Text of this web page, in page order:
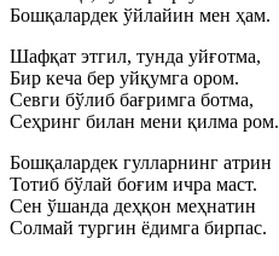
Бошқалардек ўйлайин мен ҳам.
Шафқат этгил, тунда уйғотма,
Бир кеча бер уйқумга ором.
Севги бўлиб бағримга ботма,
Сеҳринг билан мени қилма ром.
Бошқалардек гулларнинг атрин
Тотиб бўлай боғим ичра маст.
Сен ўшанда деҳқон меҳнатин
Солмай тургин ёдимга бирпас.